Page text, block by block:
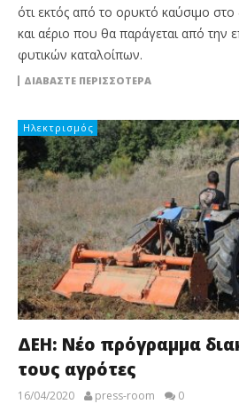
ότι εκτός από το ορυκτό καύσιμο στο
και αέριο που θα παράγεται από την
φυτικών καταλοίπων.
ΔΙΑΒΆΣΤΕ ΠΕΡΙΣΣΌΤΕΡΑ
Ηλεκτρισμός
ΔΕΗ: Νέο πρόγραμμα
τους αγρότες
16/04/2020 press-room 0